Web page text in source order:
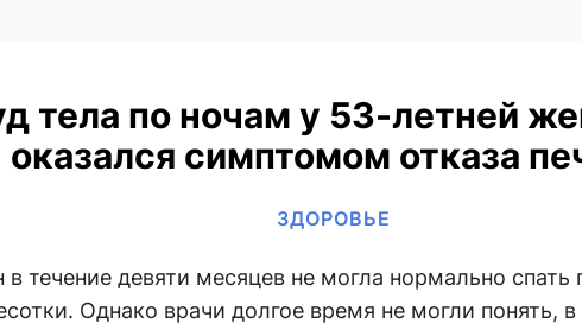
тела по ночам у 53-летней
оказался симптомом отказа
ЗДОРОВЬЕ
течение девяти месяцев не могла нормально спать
Однако врачи долгое время не могли понять,